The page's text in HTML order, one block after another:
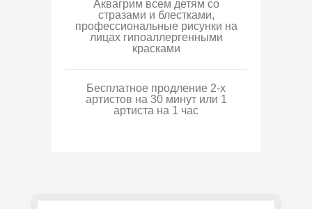
Аквагрим всем детям со
стразами и блестками,
профессиональные рисунки на
лицах гипоаллергенными
красками
Бесплатное продление 2-х
артистов на 30 минут или 1
артиста на 1 час